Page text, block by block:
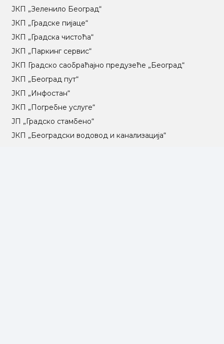
ЈКП „Зеленило Београд“
ЈКП „Градске пијаце“
ЈКП „Градска чистоћа“
ЈКП „Паркинг сервис“
ЈКП Градско саобраћајно предузеће „Београд“
ЈКП „Београд пут“
ЈКП „Инфостан“
ЈКП „Погребне услуге“
ЈП „Градско стамбено“
ЈКП „Београдски водовод и канализација“